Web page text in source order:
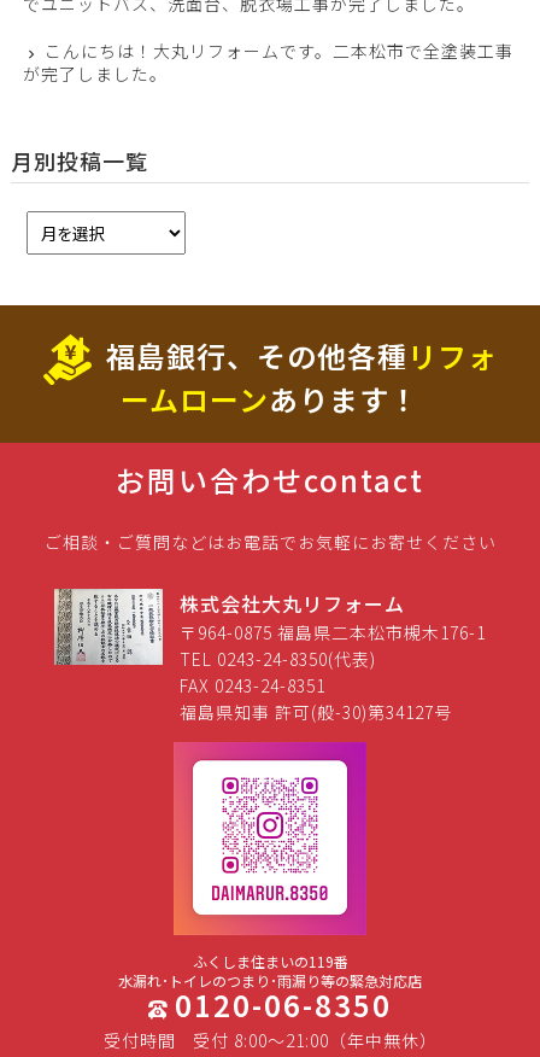
こんにちは！大丸リフォームです。二本松市で全塗装工事
が完了しました。
月別投稿一覧
福島銀行、その他各種 リフォ
ームローンあります！
お問い合わせcontact
ご相談・ご質問などはお電話でお気軽にお寄せください
株式会社大丸リフォーム
〒964-0875 福島県二本松市槻木176-1
TEL 0243-24-8350(代表)
FAX 0243-24-8351
福島県知事 許可(般-30)第34127号
ふくしま住まいの119番
水漏れ･トイレのつまり･雨漏り等の緊急対応店
0120-06-8350
受付時間
受付 8:00～21:00（年中無休）